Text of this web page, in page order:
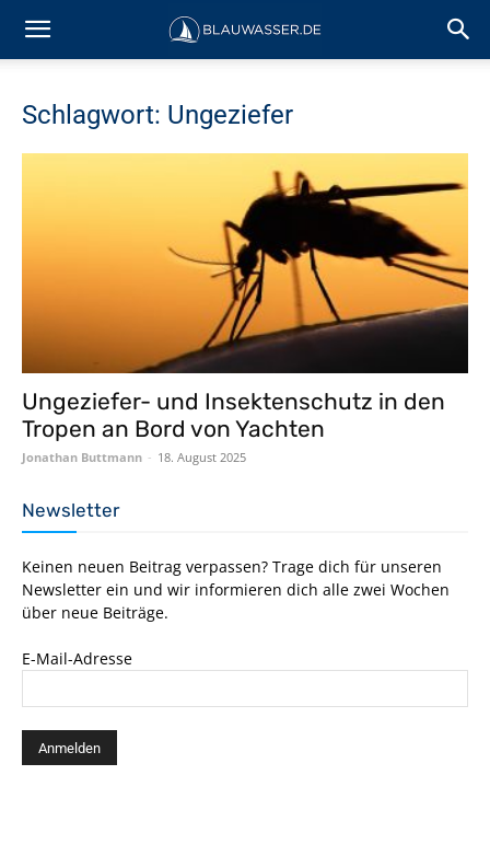
Schlagwort: Ungeziefer
Ungeziefer- und Insektenschutz in den
Tropen an Bord von Yachten
Jonathan Buttmann - 18. August 2025
Newsletter
Keinen neuen Beitrag verpassen? Trage dich für unseren
Newsletter ein und wir informieren dich alle zwei Wochen
über neue Beiträge.
E-Mail-Adresse